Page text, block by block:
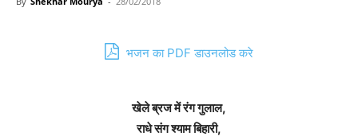
भजन का PDF डाउनलोड करे
खेले ब्रज में रंग गुलाल,
राधे संग श्याम बिहारी,